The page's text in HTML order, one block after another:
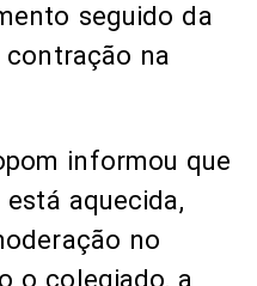
seguido da
contração na
informou que
aquecida,
no
o colegiado, a